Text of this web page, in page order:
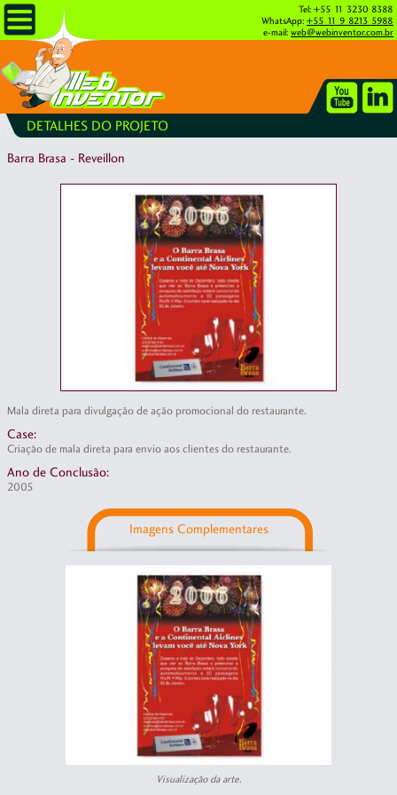
Tel: +55 11 3230 8388
WhatsApp: +55 11 9 8213 5988
e-mail: web@webinventor.com.br
DETALHES DO PROJETO
Barra Brasa - Reveillon
Mala direta para divulgação de ação promocional do restaurante.
Case:
Criação de mala direta para envio aos clientes do restaurante.
Ano de Conclusão:
2005
Imagens Complementares
Visualização da arte.